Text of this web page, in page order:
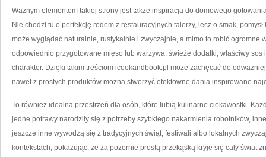
Ważnym elementem takiej strony jest także inspiracja do domowego
Nie chodzi tu o perfekcję rodem z restauracyjnych talerzy, lecz o smak,
może wyglądać naturalnie, rustykalnie i zwyczajnie, a mimo to robić ogromne
odpowiednio przygotowane mięso lub warzywa, świeże dodatki, właściwy
charakter. Dzięki takim treściom icookandbook.pl może zachęcać do
nawet z prostych produktów można stworzyć efektowne dania inspirowane
To również idealna przestrzeń dla osób, które lubią kulinarne ciekawostki.
jedne potrawy narodziły się z potrzeby szybkiego nakarmienia robotników,
jeszcze inne wywodzą się z tradycyjnych świąt, festiwali albo lokalnych
kontekstach, pokazując, że za pozornie prostą przekąską kryje się cały świat